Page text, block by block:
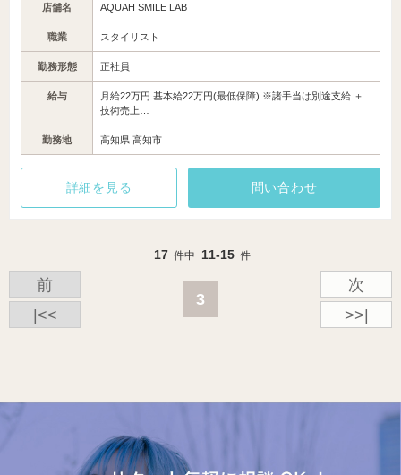
店舗名 AQUAH SMILE LAB
職業 スタイリスト
勤務形態 正社員
給与
月給22万円 基本給22万円(最低保障) ※諸手当は別途支給 ＋
技術売上…
勤務地 高知県 高知市
詳細を見る 問い合わせ
17 件中 11-15 件
|<<
前
3
次
>>|